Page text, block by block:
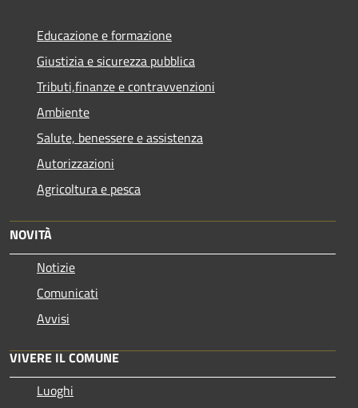
Educazione e formazione
Giustizia e sicurezza pubblica
Tributi,finanze e contravvenzioni
Ambiente
Salute, benessere e assistenza
Autorizzazioni
Agricoltura e pesca
NOVITÀ
Notizie
Comunicati
Avvisi
VIVERE IL COMUNE
Luoghi